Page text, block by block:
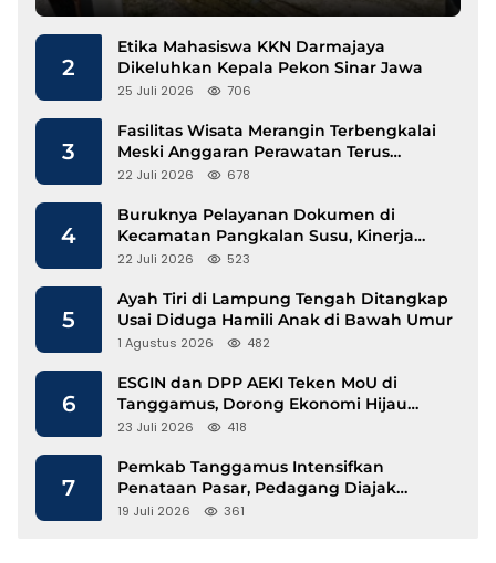
2
Etika Mahasiswa KKN Darmajaya
Dikeluhkan Kepala Pekon Sinar Jawa
25 Juli 2026 706
3
Fasilitas Wisata Merangin Terbengkalai
Meski Anggaran Perawatan Terus
Mengalir
22 Juli 2026 678
4
Buruknya Pelayanan Dokumen di
Kecamatan Pangkalan Susu, Kinerja
Disdukcapil Langkat Disorot
22 Juli 2026 523
5
Ayah Tiri di Lampung Tengah Ditangkap
Usai Diduga Hamili Anak di Bawah Umur
1 Agustus 2026 482
6
ESGIN dan DPP AEKI Teken MoU di
Tanggamus, Dorong Ekonomi Hijau
Berbasis Kopi dan Perdagangan Karbon
23 Juli 2026 418
7
Pemkab Tanggamus Intensifkan
Penataan Pasar, Pedagang Diajak
Tempati Pasar Modern Talang Padang
19 Juli 2026 361